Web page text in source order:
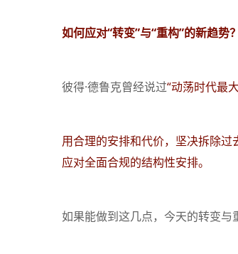
如何应对“转变”与“重构”的新趋势？
彼得·德鲁克曾经说过“动荡时代最
用合理的安排和代价，坚决拆除过
应对全面合规的结构性安排。
如果能做到这几点，今天的转变与